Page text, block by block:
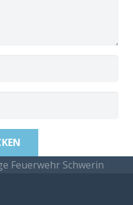
Feuerwehr Schwerin